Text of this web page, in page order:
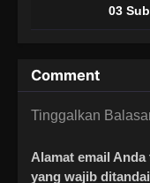
03
Comment
Tinggalkan
Alamat email
yang wajib ditandai